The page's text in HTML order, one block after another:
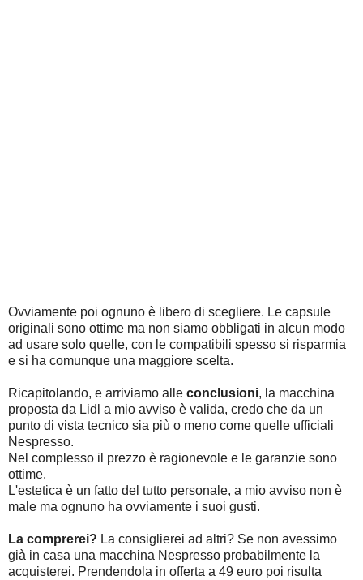
Ovviamente poi ognuno è libero di scegliere. Le capsule
originali sono ottime ma non siamo obbligati in alcun modo
ad usare solo quelle, con le compatibili spesso si risparmia
e si ha comunque una maggiore scelta.
Ricapitolando, e arriviamo alle conclusioni, la macchina
proposta da Lidl a mio avviso è valida, credo che da un
punto di vista tecnico sia più o meno come quelle ufficiali
Nespresso.
Nel complesso il prezzo è ragionevole e le garanzie sono
ottime.
L'estetica è un fatto del tutto personale, a mio avviso non è
male ma ognuno ha ovviamente i suoi gusti.
La comprerei? La consiglierei ad altri? Se non avessimo
già in casa una macchina Nespresso probabilmente la
acquisterei. Prendendola in offerta a 49 euro poi risulta